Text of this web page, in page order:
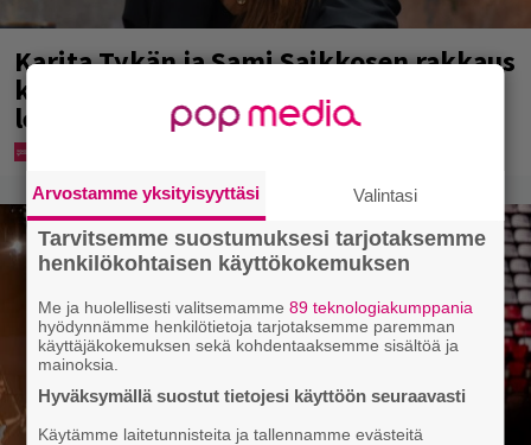
Karita Tykän ja Sami Saikkosen rakkaus
kukoistaa – vähäpukeista hempeilyä ja
leveitä virnistyksiä laiturilla
Arvostamme yksityisyyttäsi Valintasi
Tarvitsemme suostumuksesi tarjotaksemme
henkilökohtaisen käyttökokemuksen
Me ja huolellisesti valitsemamme89 teknologiakumppania
hyödynnämme henkilötietoja tarjotaksemme paremman
käyttäjäkokemuksen sekä kohdentaaksemme sisältöä ja
mainoksia.
Hyväksymällä suostut tietojesi käyttöön seuraavasti
Käytämme laitetunnisteita ja tallennamme evästeitä